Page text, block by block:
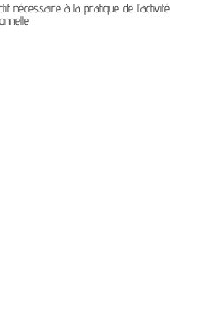
nécessaire à la pratique de l’activité